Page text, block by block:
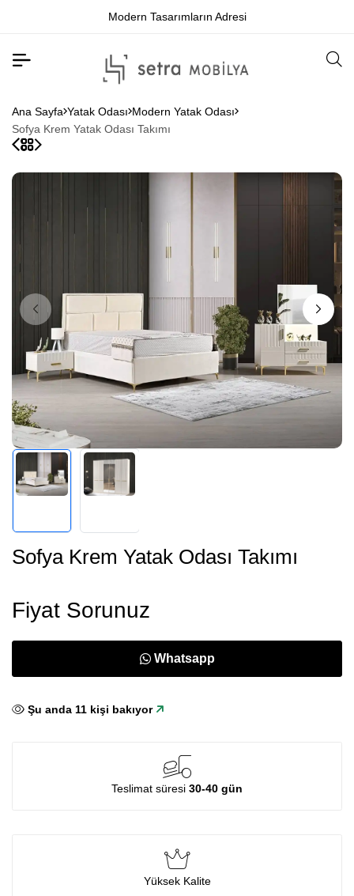
Modern Tasarımların Adresi
Ana Sayfa Yatak Odası Modern Yatak Odası
Sofya Krem Yatak Odası Takımı
Sofya Krem Yatak Odası Takımı
Fiyat Sorunuz
Whatsapp
Şu anda 11 kişi bakıyor
Teslimat süresi 30-40 gün
Yüksek Kalite